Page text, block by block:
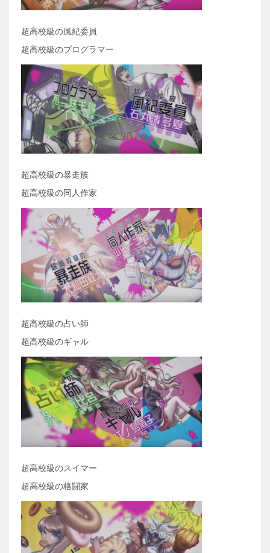
超高校級の風紀委員
超高校級のプログラマー
超高校級の暴走族
超高校級の同人作家
超高校級の占い師
超高校級のギャル
超高校級のスイマー
超高校級の格闘家